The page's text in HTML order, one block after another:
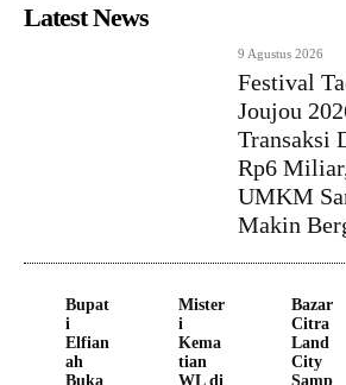
Latest News
9 Agustus 2026
Festival
Joujou
Transaksi
Rp6
UMKM
Makin
Bupat
i
Elfian
ah
Buka
Mister
i
Kema
tian
WL di
Bazar
Citra
Land
City
Samp